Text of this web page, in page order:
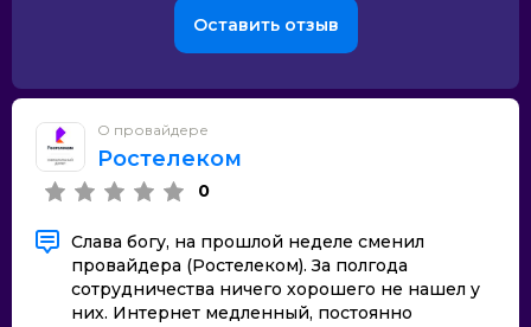
Оставить отзыв
О провайдере
Ростелеком
0
Слава богу, на прошлой неделе сменил
провайдера (Ростелеком). За полгода
сотрудничества ничего хорошего не нашел у
них. Интернет медленный, постоянно